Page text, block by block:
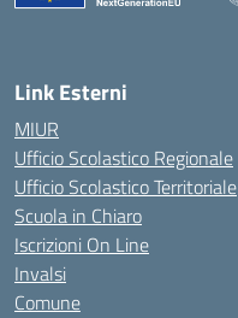
Link Esterni
MIUR
Ufficio Scolastico Regionale
Ufficio Scolastico Territoriale
Scuola in Chiaro
Iscrizioni On Line
Invalsi
Comune